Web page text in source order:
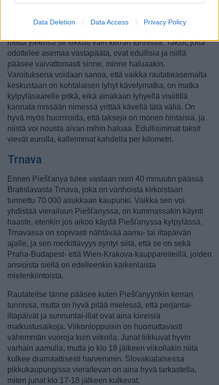
Data Deletion Data Access Privacy Policy
Piešťanyyn pääsee junalla kerran tunnissa. Siellä bussi
mutta yleensä se liikkuu vain kerran tunnissa. Taksit, joita
odottelee asemaa vastapäätä, ovat edullisia ja niillä
pääsee vaivattomasti sinne, minne haluaakin.
Varoituksena voidaan sanoa, että vaikka rautatieasemalta
keskustaan on kohtalaisen lyhyt kävelymatka, on matka
kylpyläsaarelle pitkä, eikä ainakaan lyhyellä visiitillä
kannata missään nimessä yrittää kävellä tätä väliä. On
hyvä myös huomioida, että takseja on monen hintaisia, ja
niistä voi nousta aivan mihin haluaa. Edullisimmat taksit
vievät eurolla, kalleimmat kahdella per kilometri.
Trnava
Ennen Piešťanya tulee vastaan noin 40 minuutin päässä
Bratislavasta Trnava, joka on vanhoista kirkoistaan
tunnettu 70 000 asukkaan kaupunki. Vaikka sen voi
yhdistää vierailuun Piešťanyssa, on kummassakin käynti
haaste, etenkin jos aikoo käydä Piešťanyssa kylpylässä.
Trnavassa on sopivasti nähtävää aamu- tai iltapäivän
ajalle, ja sen merkittävyys syntyi siitä, että se on sekä
Praha-Budapest- että Wien-Krakova-kauppareiteillä, joiden
ansioista siellä on edelleenkin kaikenlaista
mielenkiintoista.
Rautateitse tänne pääsee kuten Piešťanyynkin kerran
tunnissa, mutta on hyvä pitää mielessä, että perjantai-
iltapäivät ja sunnuntai-illat ovat aina kiireisiä
matkustusaikoja. Viikonloppuisin on huomattavasti
vähemmän vuoroja kuin viikolla. Junat liikkuvat hyvin
varhain aamulla, mutta jo klo 18 jälkeen viikollakin niitä
kulkee dramaattisesti harvemmin. Slovakialaisessa
pikkukaupungissa vierailevan on aina hyvä tarkastella,
miten junat klo 17-18 jälkeen kulkevat.